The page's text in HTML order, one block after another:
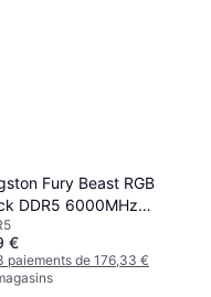
Fury Beast RGB
DDR5 6000MHz
ECC
32)
€
paiements de 176,33 €